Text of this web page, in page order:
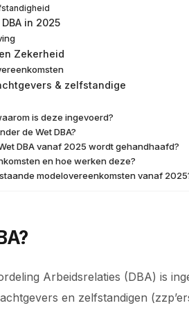
in 2025
Zekerheid
& zelfstandige
is deze ingevoerd?
de Wet DBA?
DBA vanaf 2025 wordt gehandhaafd?
en hoe werken deze?
modelovereenkomsten vanaf
Arbeidsrelaties (DBA) is
en zelfstandigen